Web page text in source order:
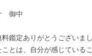
御中
鑑定ありがとうございまし
とは、自分が感じている